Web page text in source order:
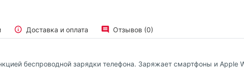
Доставка и оплата Отзывов (0)
беспроводной зарядки телефона. Заряжает смартфоны и Apple